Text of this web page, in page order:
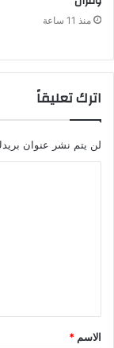
منذ 11 ساعة
اترك تعليقاً
لن يتم نشر عنوان
ق
*
الاسم *